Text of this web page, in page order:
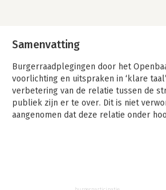
Samenvatting
Burgerraadplegingen door het
voorlichting en uitspraken in ‘klare
verbetering van de relatie tussen de
publiek zijn er te over. Dit is niet
aangenomen dat deze relatie onder